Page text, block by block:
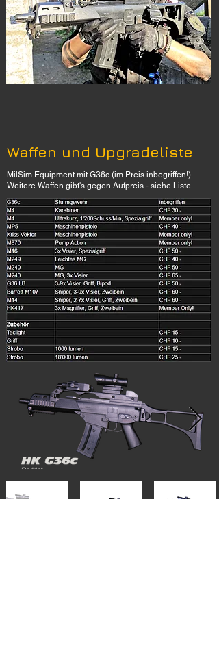
Waffen und Upgradeliste
MilSim Equipment mit G36c (im Preis inbegriffen!)
Weitere Waffen gibt's gegen Aufpreis - siehe Liste.